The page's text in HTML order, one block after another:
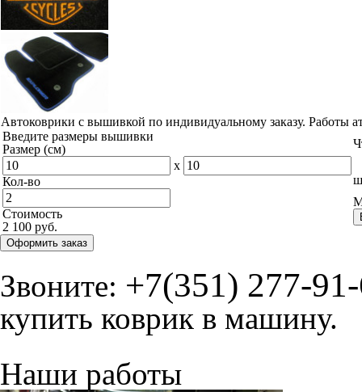
Автоковрики с вышивкой по индивидуальному заказу. Работы
Введите размеры вышивки
Размер (см)
x
Кол-во
Стоимость
2 100 руб.
Оформить заказ
Звоните: +7(351) 277-
купить коврик в машину.
Наши работы